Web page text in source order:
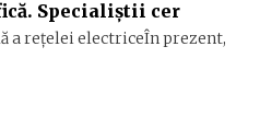
Specialiștii cer
a rețelei electriceÎn prezent,